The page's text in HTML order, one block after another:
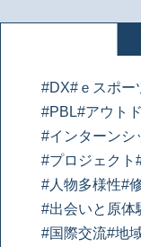
#DX#ｅスポー
#PBL#アウト
#インターンシ
#プロジェクト
#人物多様性#
#出会いと原体
#国際交流#地